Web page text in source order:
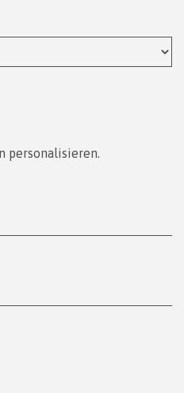
personalisieren.